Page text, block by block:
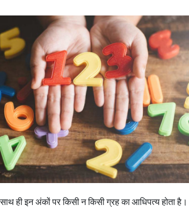
ही इन अंकों पर किसी न किसी ग्रह का आधिपत्य होता